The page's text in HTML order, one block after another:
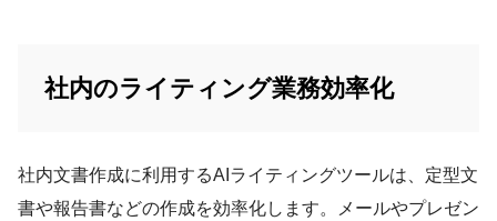
社内のライティング業務効率化
社内文書作成に利用するAIライティングツールは、定型文
書や報告書などの作成を効率化します。メールやプレゼン